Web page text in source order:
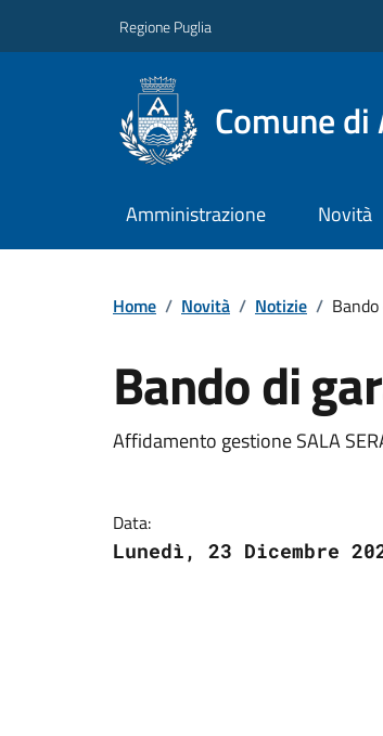
Regione Puglia
Comune di
Amministrazione Novità
Home / Novità / Notizie /
Bando di
Affidamento gestione SALA
Data:
Lunedì, 23 Dicembre